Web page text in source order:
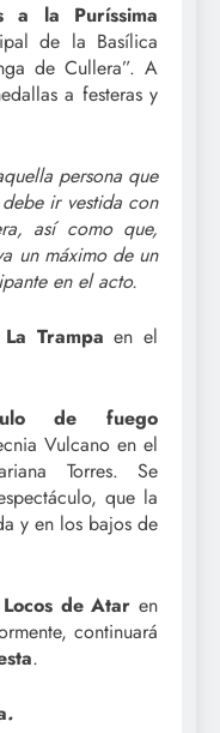
a la Puríssima
de la Basílica
de Cullera”. A
a festeras y
persona que
ir vestida con
así como que,
un máximo de un
en el acto.
Trampa en el
de fuego
Vulcano en el
Torres. Se
que la
y en los bajos de
de Atar en
continuará
.
.